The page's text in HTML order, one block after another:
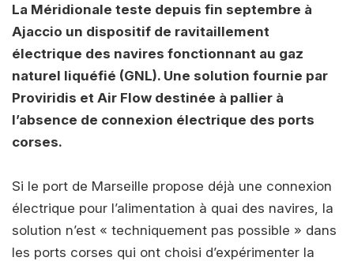
La Méridionale teste depuis fin septembre à
Ajaccio un dispositif de ravitaillement
électrique des navires fonctionnant au gaz
naturel liquéfié (GNL). Une solution fournie par
Proviridis et Air Flow destinée à pallier à
l’absence de connexion électrique des ports
corses.
Si le port de Marseille propose déjà une connexion
électrique pour l’alimentation à quai des navires, la
solution n’est « techniquement pas possible » dans
les ports corses qui ont choisi d’expérimenter la